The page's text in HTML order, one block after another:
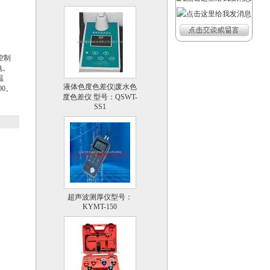
制
。
液体色度色差仪|废水色
度色差仪 型号：QSWT-
SS1
超声波测厚仪型号：
KYMT-150